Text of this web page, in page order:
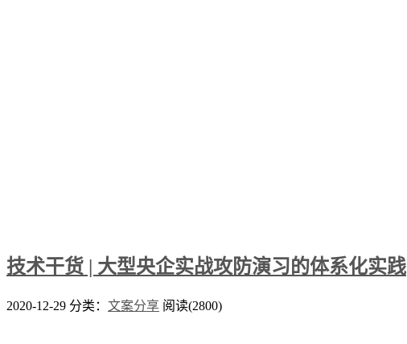
技术干货 | 大型央企实战攻防演习的体系化实践
2020-12-29 分类： 文案分享 阅读(2800)